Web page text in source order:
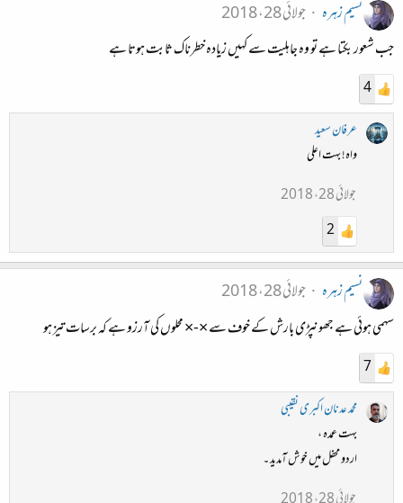
نسیم زہرہ
جولائی 28، 2018
جب شعور بکتا ہے تو وہ جاہلیت سے کہیں زیادہ خطرناک ثابت ہوتا ہے
4
عرفان سعید
واہ! بہت اعلی
جولائی 28، 2018
2
نسیم زہرہ
جولائی 28، 2018
سہمی ہوئی ہے جھونپڑی بارش کے خوف سے ×-× محلوں کی آرزو ہے کہ برسات تیز ہو
7
محمد عدنان اکبری نقیبی
بہت عمدہ ،
اردو محفل میں خوش آمدید ۔